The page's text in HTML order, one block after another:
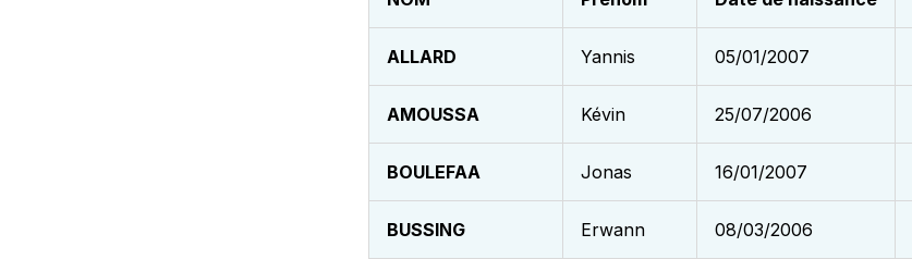
ALLARD Yannis 05/01/2007
AMOUSSA Kévin 25/07/2006
BOULEFAA Jonas 16/01/2007
BUSSING Erwann 08/03/2006